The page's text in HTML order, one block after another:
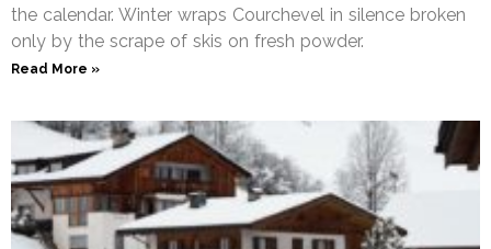
the calendar. Winter wraps Courchevel in silence broken
only by the scrape of skis on fresh powder.
Read More »